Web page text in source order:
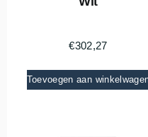
€302,27
Toevoegen aan